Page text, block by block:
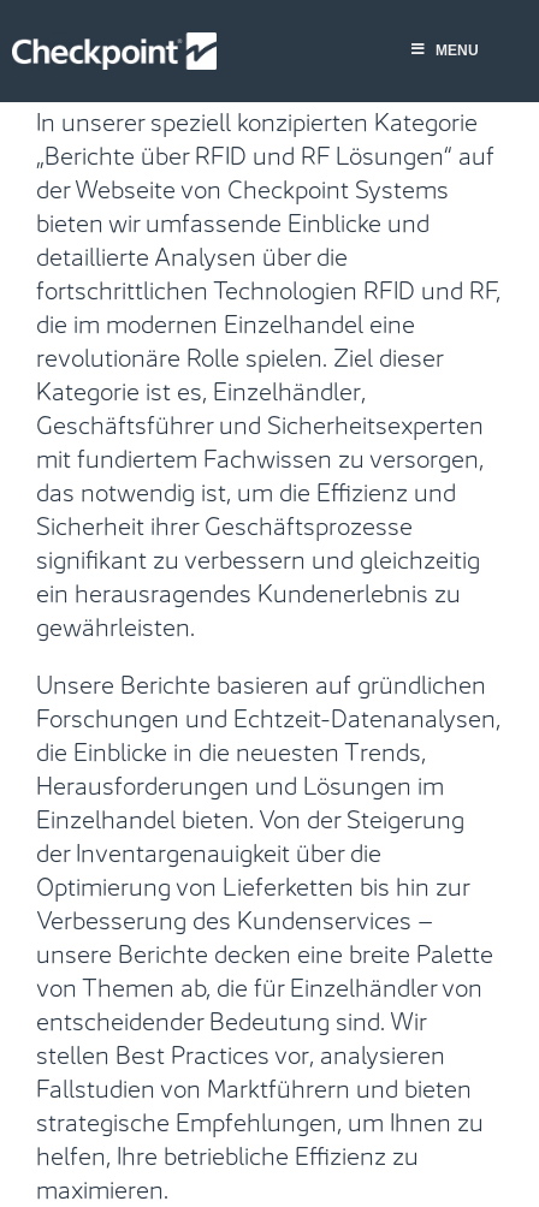
to
MENU
In unserer speziell konzipierten Kategorie
„Berichte über RFID und RF Lösungen“ auf
der Webseite von Checkpoint Systems
bieten wir umfassende Einblicke und
detaillierte Analysen über die
fortschrittlichen Technologien RFID und RF,
die im modernen Einzelhandel eine
revolutionäre Rolle spielen. Ziel dieser
Kategorie ist es, Einzelhändler,
Geschäftsführer und Sicherheitsexperten
mit fundiertem Fachwissen zu versorgen,
das notwendig ist, um die Effizienz und
Sicherheit ihrer Geschäftsprozesse
signifikant zu verbessern und gleichzeitig
ein herausragendes Kundenerlebnis zu
gewährleisten.
Unsere Berichte basieren auf gründlichen
Forschungen und Echtzeit-Datenanalysen,
die Einblicke in die neuesten Trends,
Herausforderungen und Lösungen im
Einzelhandel bieten. Von der Steigerung
der Inventargenauigkeit über die
Optimierung von Lieferketten bis hin zur
Verbesserung des Kundenservices –
unsere Berichte decken eine breite Palette
von Themen ab, die für Einzelhändler von
entscheidender Bedeutung sind. Wir
stellen Best Practices vor, analysieren
Fallstudien von Marktführern und bieten
strategische Empfehlungen, um Ihnen zu
helfen, Ihre betriebliche Effizienz zu
maximieren.